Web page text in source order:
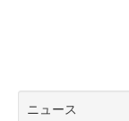
ニュース